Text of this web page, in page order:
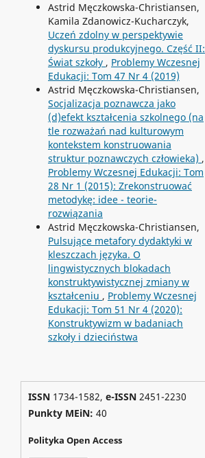
Astrid Męczkowska-Christiansen,
Kamila Zdanowicz-Kucharczyk,
Uczeń zdolny w perspektywie
dyskursu produkcyjnego. Część II:
Świat szkoły , Problemy Wczesnej
Edukacji: Tom 47 Nr 4 (2019)
Astrid Męczkowska-Christiansen,
Socjalizacja poznawcza jako
(d)efekt kształcenia szkolnego (na
tle rozważań nad kulturowym
kontekstem konstruowania
struktur poznawczych człowieka) ,
Problemy Wczesnej Edukacji: Tom
28 Nr 1 (2015): Zrekonstruować
metodykę: idee - teorie-
rozwiązania
Astrid Męczkowska-Christiansen,
Pulsujące metafory dydaktyki w
kleszczach języka. O
lingwistycznych blokadach
konstruktywistycznej zmiany w
kształceniu , Problemy Wczesnej
Edukacji: Tom 51 Nr 4 (2020):
Konstruktywizm w badaniach
szkoły i dzieciństwa
ISSN1734-1582, e-ISSN2451-2230
Punkty MEiN: 40
Polityka Open Access